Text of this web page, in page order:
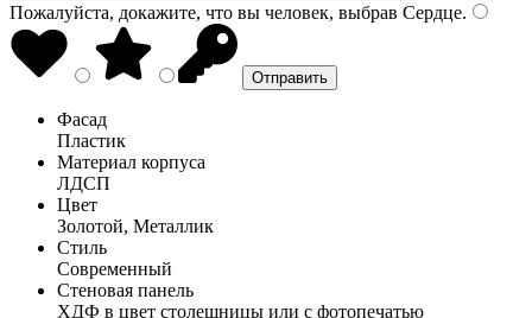
Пожалуйста, докажите, что вы человек, выбрав Сердце.
Фасад
Пластик
Материал корпуса
ЛДСП
Цвет
Золотой, Металлик
Стиль
Современный
Стеновая панель
ХДФ в цвет столешницы или с фотопечатью